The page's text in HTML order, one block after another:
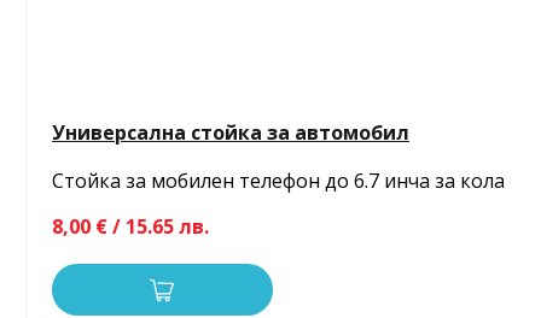
Универсална стойка за автомобил
Стойка за мобилен телефон до 6.7 инча за кола
8,00 € / 15.65 лв.